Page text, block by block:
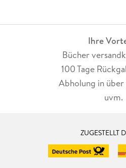
Ihre
Bücher
100 Tage
Abholung in über
uvm.
ZUGESTELLT